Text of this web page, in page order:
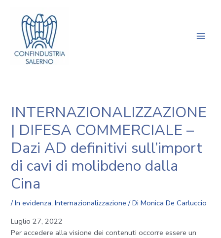
contenuto
INTERNAZIONALIZZAZIONE
| DIFESA COMMERCIALE –
Dazi AD definitivi sull’import
di cavi di molibdeno dalla
Cina
/In evidenza,Internazionalizzazione / DiMonica De Carluccio
Luglio 27, 2022
Per accedere alla visione dei contenuti occorre essere un
articoli